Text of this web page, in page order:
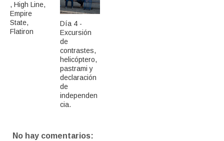
, High Line,
Empire
State,
Flatiron
Día 4 -
Excursión
de
contrastes,
helicóptero,
pastrami y
declaración
de
independen
cia.
No hay comentarios: